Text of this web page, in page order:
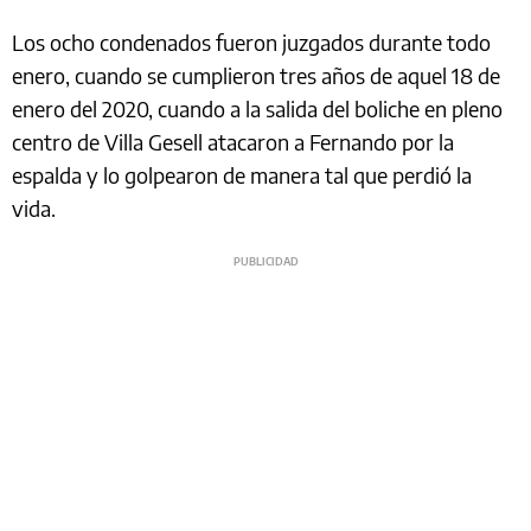
Los ocho condenados fueron juzgados durante todo
enero, cuando se cumplieron tres años de aquel 18 de
enero del 2020, cuando a la salida del boliche en pleno
centro de Villa Gesell atacaron a Fernando por la
espalda y lo golpearon de manera tal que perdió la
vida.